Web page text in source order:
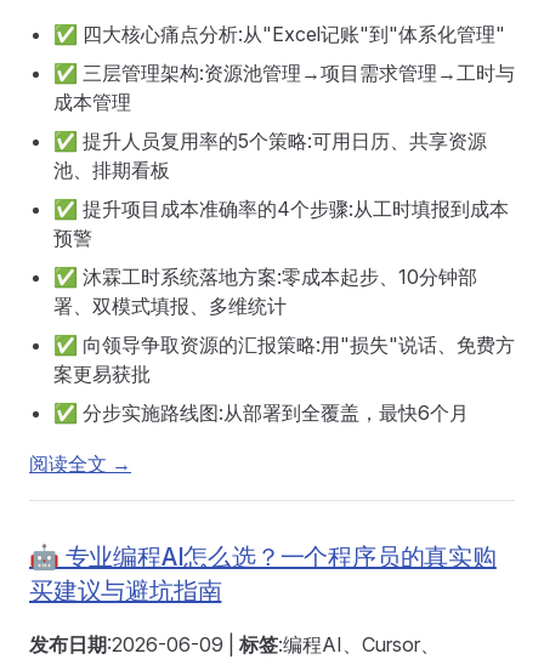
✅ 四大核心痛点分析:从"Excel记账"到"体系化管理"
✅ 三层管理架构:资源池管理→项目需求管理→工时与
成本管理
✅ 提升人员复用率的5个策略:可用日历、共享资源
池、排期看板
✅ 提升项目成本准确率的4个步骤:从工时填报到成本
预警
✅ 沐霖工时系统落地方案:零成本起步、10分钟部
署、双模式填报、多维统计
✅ 向领导争取资源的汇报策略:用"损失"说话、免费方
案更易获批
✅ 分步实施路线图:从部署到全覆盖，最快6个月
阅读全文 →
🤖 专业编程AI怎么选？一个程序员的真实购
买建议与避坑指南
发布日期:2026-06-09 | 标签:编程AI、Cursor、